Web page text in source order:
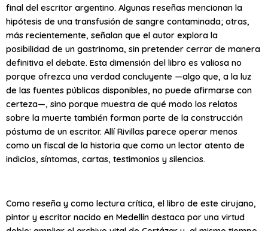
final del escritor argentino. Algunas reseñas mencionan la
hipótesis de una transfusión de sangre contaminada; otras,
más recientemente, señalan que el autor explora la
posibilidad de un gastrinoma, sin pretender cerrar de manera
definitiva el debate. Esta dimensión del libro es valiosa no
porque ofrezca una verdad concluyente —algo que, a la luz
de las fuentes públicas disponibles, no puede afirmarse con
certeza—, sino porque muestra de qué modo los relatos
sobre la muerte también forman parte de la construcción
póstuma de un escritor. Allí Rivillas parece operar menos
como un fiscal de la historia que como un lector atento de
indicios, síntomas, cartas, testimonios y silencios.
Como reseña y como lectura crítica, el libro de este cirujano,
pintor y escritor nacido en Medellín destaca por una virtud